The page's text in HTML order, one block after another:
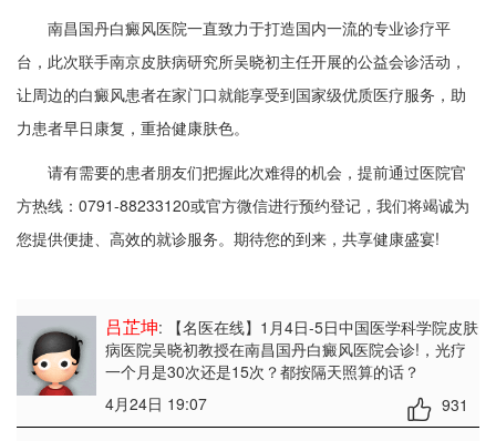
南昌国丹白癜风医院一直致力于打造国内一流的专业诊疗平
台，此次联手南京皮肤病研究所吴晓初主任开展的公益会诊活动，
让周边的白癜风患者在家门口就能享受到国家级优质医疗服务，助
力患者早日康复，重拾健康肤色。
请有需要的患者朋友们把握此次难得的机会，提前通过医院官
方热线：0791-88233120或官方微信进行预约登记，我们将竭诚为
您提供便捷、高效的就诊服务。期待您的到来，共享健康盛宴!
吕芷坤: 【名医在线】1月4日-5日中国医学科学院皮肤
病医院吴晓初教授在南昌国丹白癜风医院会诊! ，光疗
一个月是30次还是15次？都按隔天照算的话？
4月24日 19:07
931